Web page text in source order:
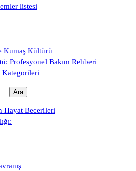
listesi
Kumaş Kültürü
Profesyonel Bakım Rehberi
Kategorileri
Hayat Becerileri